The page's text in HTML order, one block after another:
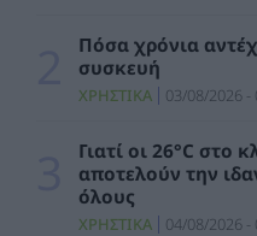
την πρώτη παράδοση
Bulgartransgaz στο
ΣΥΜΒΑΤΙΚΕΣ ΠΗΓΕΣ 04/08/
Ρουμανία: Dacia και⁠
παραγωγή έως τις 19
επικείμενης κρίσης
ΚΟΣΜΟΣ 04/08/2026 - 10:06
Πόσα χρόνια
συσκευή
ΧΡΗΣΤΙΚΑ 03/08/2026 -
Γιατί οι 26°C στο
αποτελούν την
όλους
ΧΡΗΣΤΙΚΑ 04/08/2026 -